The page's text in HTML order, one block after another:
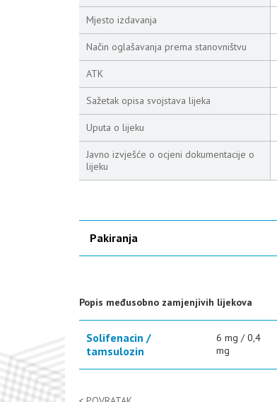
Mjesto izdavanja
Način oglašavanja prema stanovništvu
ATK
Sažetak opisa svojstava lijeka
Uputa o lijeku
Javno izvješće o ocjeni dokumentacije o
lijeku
Pakiranja
Popis međusobno zamjenjivih lijekova
Solifenacin /
tamsulozin
6 mg / 0,4
mg